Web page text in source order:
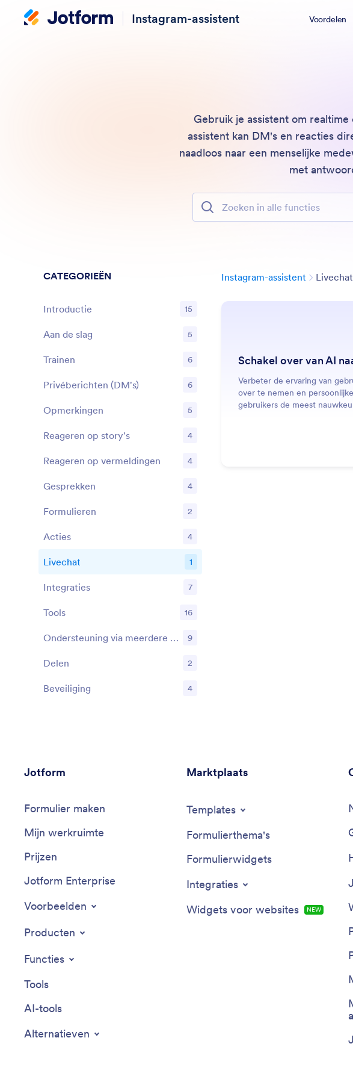
Instagram-assistent Voordelen
Gebruik je assistent om
assistent kan DM's en reacties
naadloos naar een menselijke
met
Zoeken in alle functies
Instagram-assistent Livechat
Schakel over van AI
Verbeter de ervaring van
over te nemen en
gebruikers de meest
CATEGORIEËN
Introductie 15
Functies
Aan de slag 5
Functies
Trainen 6
Functies
Privéberichten (DM's) 6
Functies
Opmerkingen 5
Functies
Reageren op story's 4
Functies
Reageren op vermeldingen 4
Functies
Gesprekken 4
Functies
Formulieren 2
Functies
Acties 4
Functies
Livechat 1
Functies
Integraties 7
Functies
Tools 16
Functies Ondersteuning via meerdere kanalen 9
Functies
Delen 2
Functies
Beveiliging 4
Jotform
Formulier maken
Mijn werkruimte
Prijzen
Jotform Enterprise
Voorbeelden
Producten
Functies
Tools
AI-tools
Alternatieven
Marktplaats
Templates
Formulierthema's
Formulierwidgets
Integraties
Widgets voor websites
NEW